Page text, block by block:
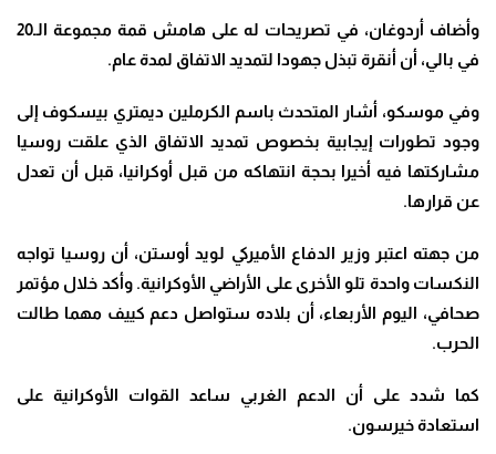
وأضاف أردوغان، في تصريحات له على هامش قمة مجموعة الـ20
في بالي، أن أنقرة تبذل جهودا لتمديد الاتفاق لمدة عام.
وفي موسكو، أشار المتحدث باسم الكرملين ديمتري بيسكوف إلى
وجود تطورات إيجابية بخصوص تمديد الاتفاق الذي علقت روسيا
مشاركتها فيه أخيرا بحجة انتهاكه من قبل أوكرانيا، قبل أن تعدل
عن قرارها.
من جهته اعتبر وزير الدفاع الأميركي لويد أوستن، أن روسيا تواجه
النكسات واحدة تلو الأخرى على الأراضي الأوكرانية. وأكد خلال مؤتمر
صحافي، اليوم الأربعاء، أن بلاده ستواصل دعم كييف مهما طالت
الحرب.
كما شدد على أن الدعم الغربي ساعد القوات الأوكرانية على
استعادة خيرسون.